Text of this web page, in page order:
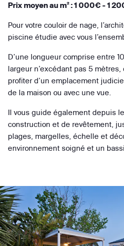
Prix moyen au m² : 1 000€ - 1
Pour votre couloir de nage,
piscine étudie avec vous
D’une longueur comprise entre
largeur n’excédant pas 5
profiter d’un emplacement
de la maison ou avec une vue.
Il vous guide également depuis
construction et de revêtement,
plages, margelles, échelle et
environnement soigné et un